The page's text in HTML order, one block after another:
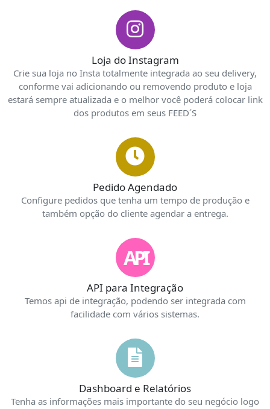
Loja do Instagram
Crie sua loja no Insta totalmente integrada ao seu delivery,
conforme vai adicionando ou removendo produto e loja
estará sempre atualizada e o melhor você poderá colocar link
dos produtos em seus FEED´S
Pedido Agendado
Configure pedidos que tenha um tempo de produção e
também opção do cliente agendar a entrega.
API
API para Integração
Temos api de integração, podendo ser integrada com
facilidade com vários sistemas.
Dashboard e Relatórios
Tenha as informações mais importante do seu negócio logo